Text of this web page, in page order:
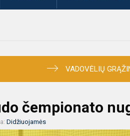
VADOVĖLIŲ
čempionato
Didžiuojamės